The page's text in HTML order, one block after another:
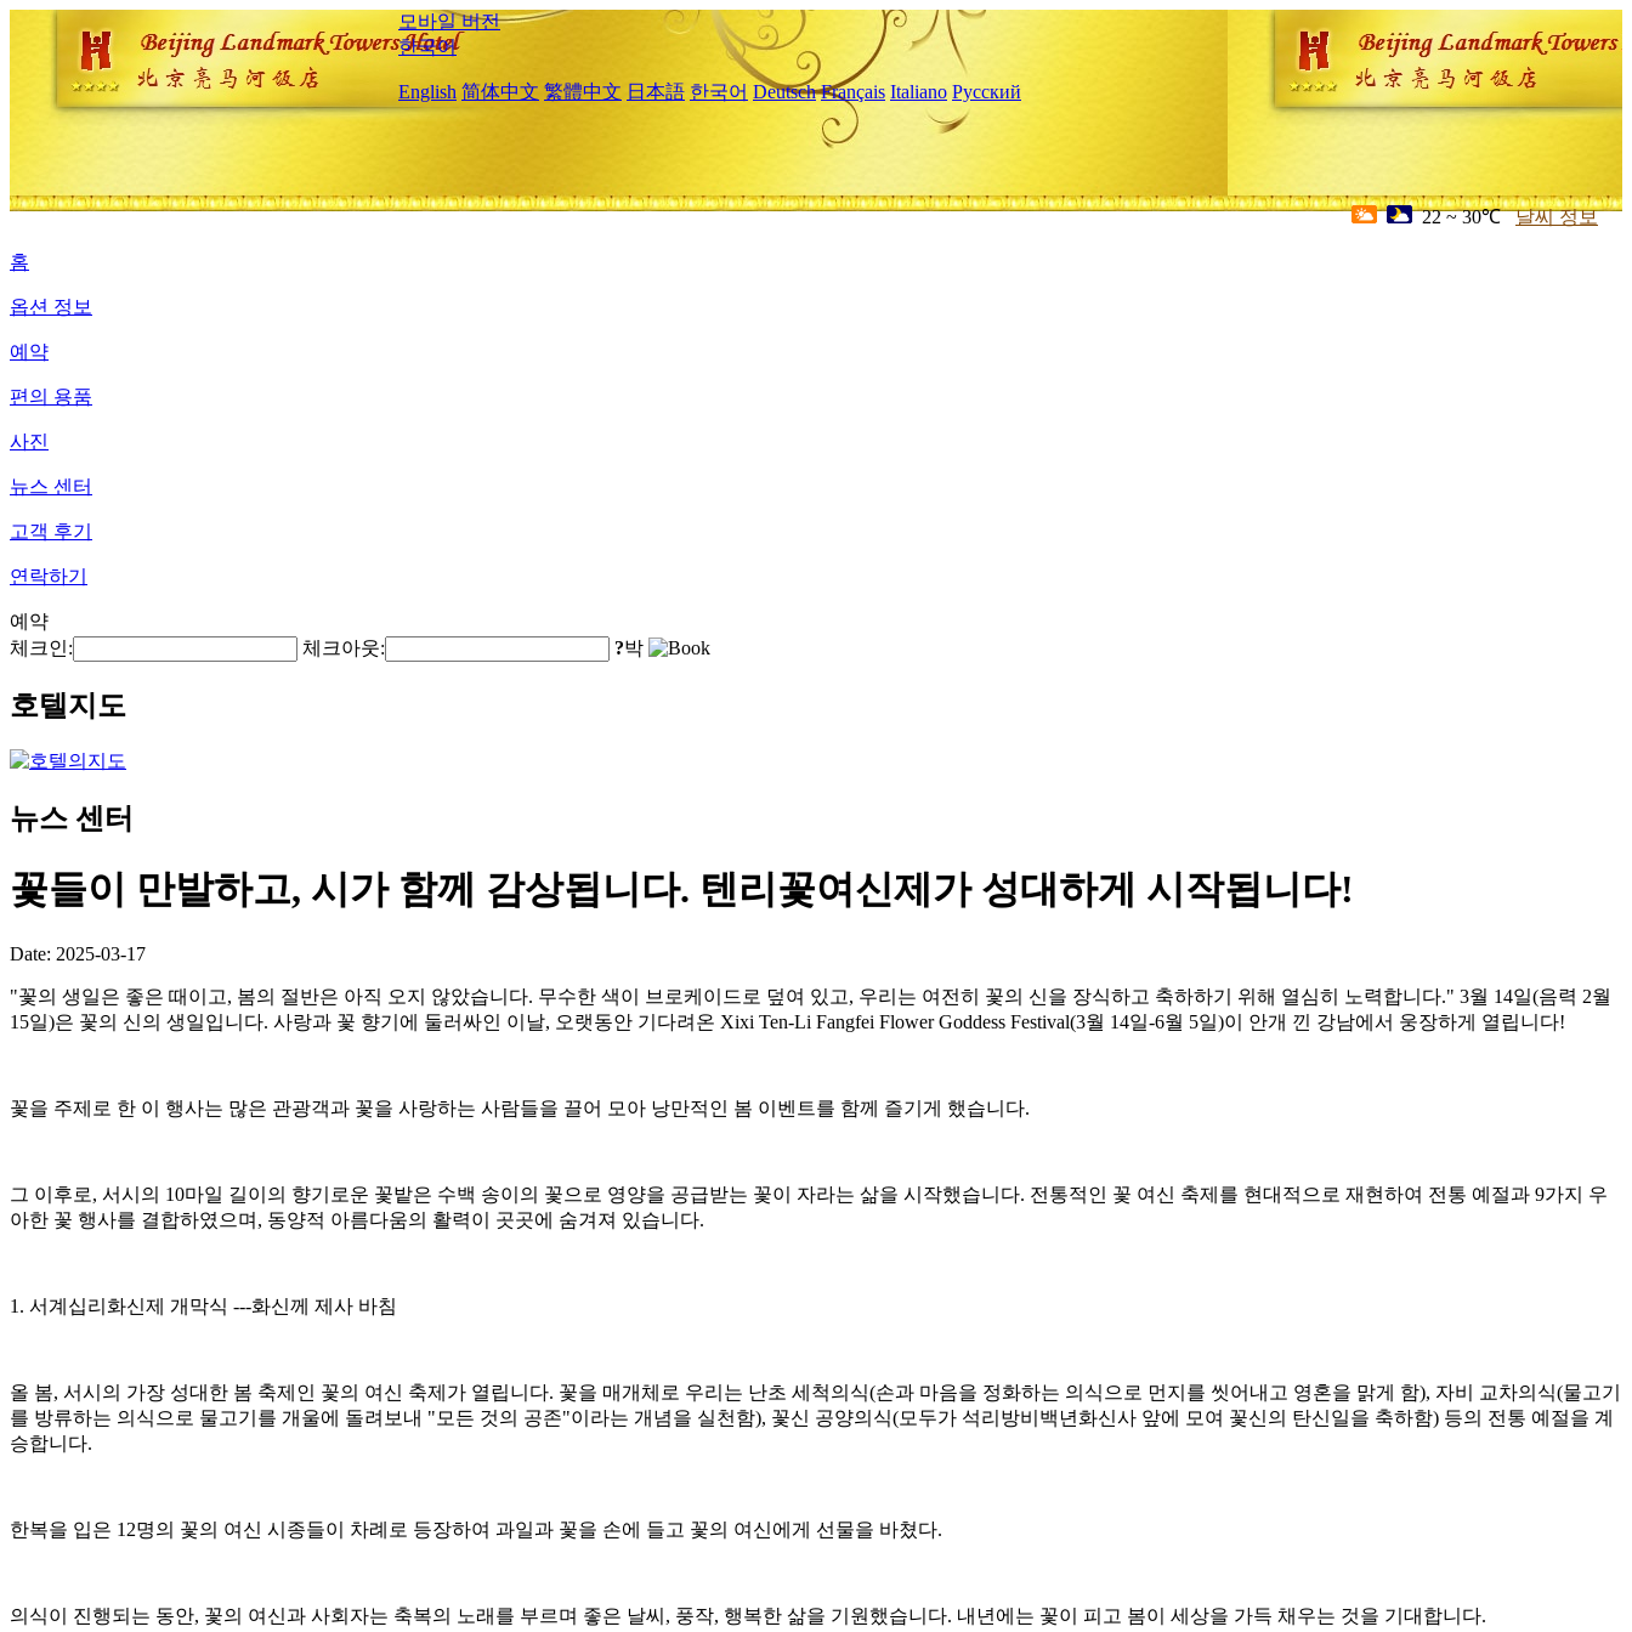
모바일 버전
한국어
English 简体中文 繁體中文 日本語 한국어 Deutsch Français Italiano Русский
22 ~ 30℃ 날씨 정보
홈
옵션 정보
예약
편의 용품
사진
뉴스 센터
고객 후기
연락하기
예약
체크인:
체크아웃: ?박
호텔지도
뉴스 센터
꽃들이 만발하고, 시가 함께 감상됩니다. 텐리꽃여신제가 성대하게 시작됩니다!
Date: 2025-03-17
"꽃의 생일은 좋은 때이고, 봄의 절반은 아직 오지 않았습니다. 무수한 색이 브로케이드로 덮여 있고, 우리는 여전히 꽃의 신을 장식하고 축하하기 위해 열심히 노력합니다." 3월 14일(음력 2월
15일)은 꽃의 신의 생일입니다. 사랑과 꽃 향기에 둘러싸인 이날, 오랫동안 기다려온 Xixi Ten-Li Fangfei Flower Goddess Festival(3월 14일-6월 5일)이 안개 낀 강남에서 웅장하게 열립니다!
꽃을 주제로 한 이 행사는 많은 관광객과 꽃을 사랑하는 사람들을 끌어 모아 낭만적인 봄 이벤트를 함께 즐기게 했습니다.
그 이후로, 서시의 10마일 길이의 향기로운 꽃밭은 수백 송이의 꽃으로 영양을 공급받는 꽃이 자라는 삶을 시작했습니다. 전통적인 꽃 여신 축제를 현대적으로 재현하여 전통 예절과 9가지 우
아한 꽃 행사를 결합하였으며, 동양적 아름다움의 활력이 곳곳에 숨겨져 있습니다.
1. 서계십리화신제 개막식 ---화신께 제사 바침
올 봄, 서시의 가장 성대한 봄 축제인 꽃의 여신 축제가 열립니다. 꽃을 매개체로 우리는 난초 세척의식(손과 마음을 정화하는 의식으로 먼지를 씻어내고 영혼을 맑게 함), 자비 교차의식(물고기
를 방류하는 의식으로 물고기를 개울에 돌려보내 "모든 것의 공존"이라는 개념을 실천함), 꽃신 공양의식(모두가 석리방비백년화신사 앞에 모여 꽃신의 탄신일을 축하함) 등의 전통 예절을 계
승합니다.
한복을 입은 12명의 꽃의 여신 시종들이 차례로 등장하여 과일과 꽃을 손에 들고 꽃의 여신에게 선물을 바쳤다.
의식이 진행되는 동안, 꽃의 여신과 사회자는 축복의 노래를 부르며 좋은 날씨, 풍작, 행복한 삶을 기원했습니다. 내년에는 꽃이 피고 봄이 세상을 가득 채우는 것을 기대합니다.